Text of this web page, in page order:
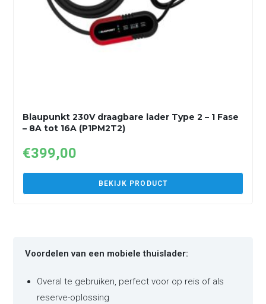
Blaupunkt 230V draagbare lader Type 2 – 1 Fase
– 8A tot 16A (P1PM2T2)
€399,00
BEKIJK PRODUCT
Voordelen van een mobiele thuislader:
Overal te gebruiken, perfect voor op reis of als
reserve-oplossing